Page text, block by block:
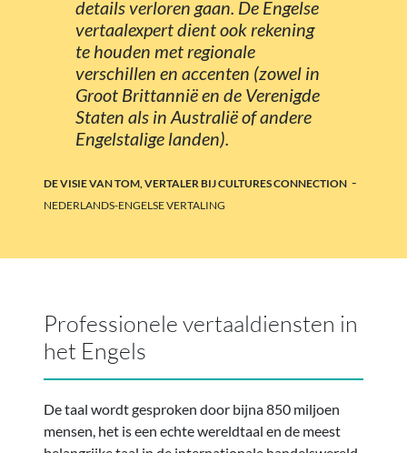
details verloren gaan. De Engelse
vertaalexpert dient ook rekening
te houden met regionale
verschillen en accenten (zowel in
Groot Brittannië en de Verenigde
Staten als in Australië of andere
Engelstalige landen).
DE VISIE VAN TOM, VERTALER BIJ CULTURES CONNECTION -
NEDERLANDS-ENGELSE VERTALING
Professionele vertaaldiensten in
het Engels
De taal wordt gesproken door bijna 850 miljoen
mensen, het is een echte wereldtaal en de meest